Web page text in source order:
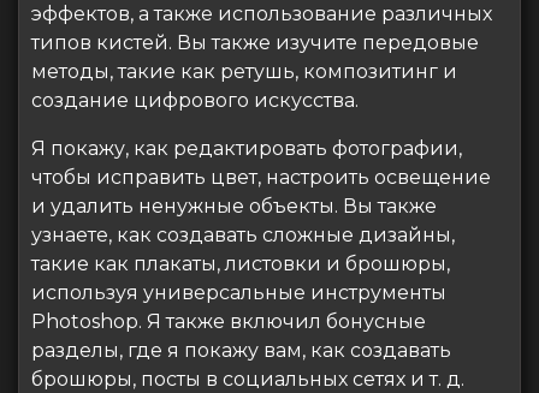
эффектов, а также использование различных
типов кистей. Вы также изучите передовые
методы, такие как ретушь, композитинг и
создание цифрового искусства.
Я покажу, как редактировать фотографии,
чтобы исправить цвет, настроить освещение
и удалить ненужные объекты. Вы также
узнаете, как создавать сложные дизайны,
такие как плакаты, листовки и брошюры,
используя универсальные инструменты
Photoshop. Я также включил бонусные
разделы, где я покажу вам, как создавать
брошюры, посты в социальных сетях и т. д.